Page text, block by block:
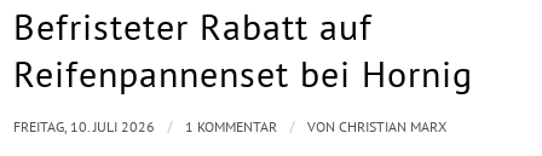
Befristeter Rabatt auf
Reifenpannenset bei Hornig
FREITAG, 10. JULI 2026 / 1 KOMMENTAR / VONCHRISTIAN MARX